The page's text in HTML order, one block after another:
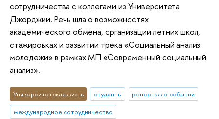
сотрудничества с коллегами из Университета
Джорджии. Речь шла о возможностях
академического обмена, организации летних школ,
стажировках и развитии трека «Социальный анализ
молодежи» в рамках МП «Современный социальный
анализ».
Университетская жизнь студенты
репортаж о событии
международное сотрудничество